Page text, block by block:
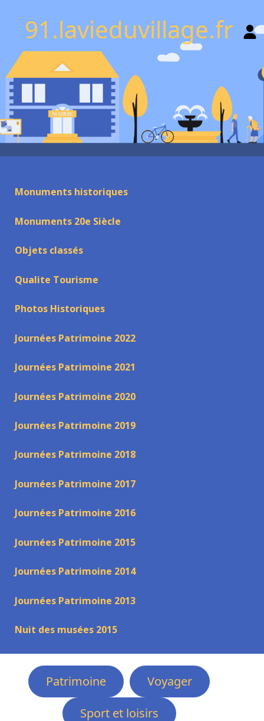
91.lavieduvillage.fr
Monuments historiques
Monuments 20e Siècle
Objets classés
Qualite Tourisme
Photos Historiques
Journées Patrimoine 2022
Journées Patrimoine 2021
Journées Patrimoine 2020
Journées Patrimoine 2019
Journées Patrimoine 2018
Journées Patrimoine 2017
Journées Patrimoine 2016
Journées Patrimoine 2015
Journées Patrimoine 2014
Journées Patrimoine 2013
Nuit des musées 2015
Patrimoine
Voyager
Sport et loisirs